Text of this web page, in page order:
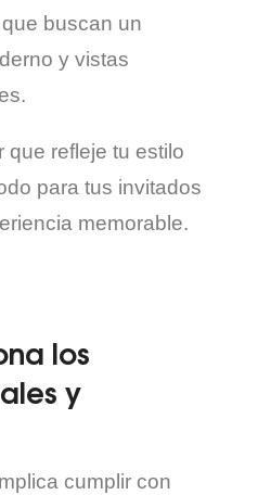
buscan un
y vistas
que refleje tu estilo
para tus invitados
memorable.
los
y
cumplir con